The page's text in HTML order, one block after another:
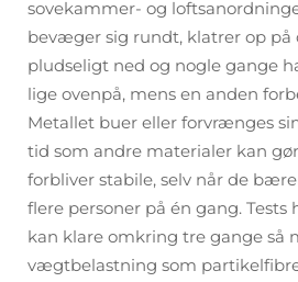
sovekammer- og
bevæger sig rundt, klatrer op
pludseligt ned og nogle gange
lige ovenpå, mens en anden
Metallet buer eller forvrænges
tid som andre materialer kan
forbliver stabile, selv når de
flere personer på én gang. Tests
kan klare omkring tre gange så
vægtbelastning som